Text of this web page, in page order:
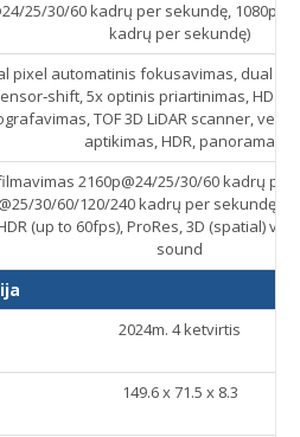
25/30/60 kadrų per sekundę,
kadrų per sekundę)
pixel automatinis fokusavimas, dual
5x optinis priartinimas, HD
TOF 3D LiDAR scanner,
aptikimas, HDR, panorama
2160p@24/25/30/60 kadrų per
30/60/120/240 kadrų per sekundę,
(up to 60fps), ProRes, 3D (spatial)
sound
2024m. 4 ketvirtis
149.6 x 71.5 x 8.3